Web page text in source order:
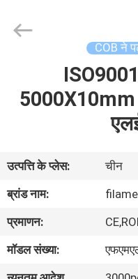
हमारे
बारे
में
कारखाना
Technology
COB ने
5000X10mm
उत्पत्ति के प्लेस:
चीन
ब्रांड नाम:
प्रमाणन:
मॉडल संख्या: